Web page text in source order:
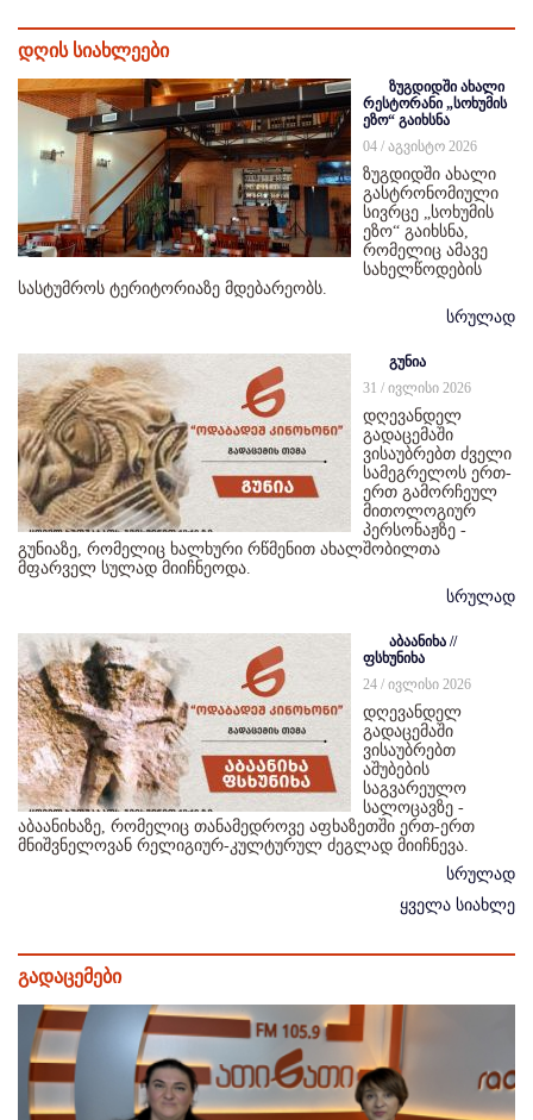
დღის სიახლეები
ზუგდიდში ახალი
რესტორანი „სოხუმის
ეზო“ გაიხსნა
04 / აგვისტო 2026
ზუგდიდში ახალი
გასტრონომიული
სივრცე „სოხუმის
ეზო“ გაიხსნა,
რომელიც ამავე
სახელწოდების
სასტუმროს ტერიტორიაზე მდებარეობს.
სრულად
გუნია
31 / ივლისი 2026
დღევანდელ
გადაცემაში
ვისაუბრებთ ძველი
სამეგრელოს ერთ-
ერთ გამორჩეულ
მითოლოგიურ
პერსონაჟზე -
გუნიაზე, რომელიც ხალხური რწმენით ახალშობილთა
მფარველ სულად მიიჩნეოდა.
სრულად
აბაანიხა //
ფსხუნიხა
24 / ივლისი 2026
დღევანდელ
გადაცემაში
ვისაუბრებთ
აშუბების
საგვარეულო
სალოცავზე -
აბაანიხაზე, რომელიც თანამედროვე აფხაზეთში ერთ-ერთ
მნიშვნელოვან რელიგიურ-კულტურულ ძეგლად მიიჩნევა.
სრულად
ყველა სიახლე
გადაცემები